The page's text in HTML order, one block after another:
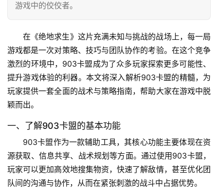
游戏中的佼佼者。
在《绝地求生》这片充满未知与挑战的战场上，每一局
游戏都是一次对策略、技巧与团队协作的考验。在这个竞争
激烈的环境中，903卡盟成为了众多玩家探索更多可能性、
提升游戏体验的利器。本文将深入解析903卡盟的精髓，为
玩家提供一套全面的战术与策略指南，帮助大家在游戏中脱
颖而出。
一、了解903卡盟的基本功能
903卡盟作为一款辅助工具，其核心功能主要体现在资
源获取、信息共享、战术规划等方面。通过使用903卡盟，
玩家可以更加高效地搜集物资，快速了解敌情，甚至优化团
队间的沟通与协作，从而在紧张刺激的战斗中占据优势。